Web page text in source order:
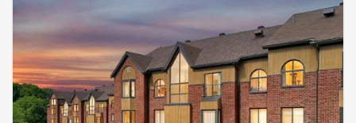
offre avec un